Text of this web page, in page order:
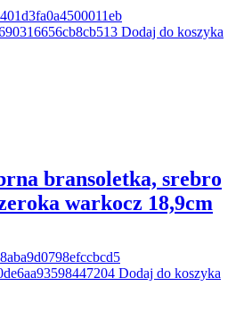
Dodaj do koszyka
bransoletka, srebro
warkocz 18,9cm
Dodaj do koszyka